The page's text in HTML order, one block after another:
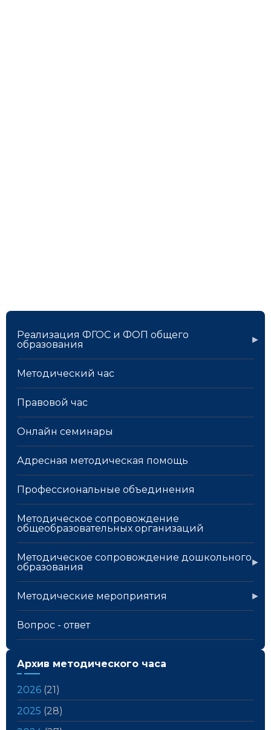
Реализация ФГОС и ФОП общего
образования
Методический час
Правовой час
Онлайн семинары
Адресная методическая помощь
Профессиональные объединения
Методическое сопровождение
общеобразовательных организаций
Методическое сопровождение дошкольного
образования
Методические мероприятия
Вопрос - ответ
Архив методического часа
2026(21)
2025 (28)